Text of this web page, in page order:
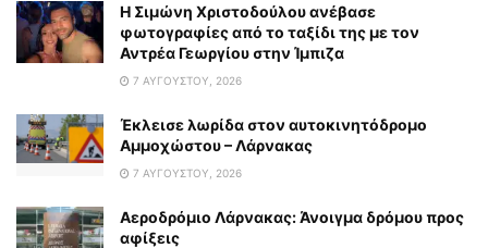
Η Σιμώνη Χριστοδούλου ανέβασε
φωτογραφίες από το ταξίδι της με τον
Αντρέα Γεωργίου στην Ίμπιζα
7 ΑΥΓΟΎΣΤΟΥ, 2026
Έκλεισε λωρίδα στον αυτοκινητόδρομο
Αμμοχώστου – Λάρνακας
7 ΑΥΓΟΎΣΤΟΥ, 2026
Αεροδρόμιο Λάρνακας: Άνοιγμα δρόμου προς
αφίξεις